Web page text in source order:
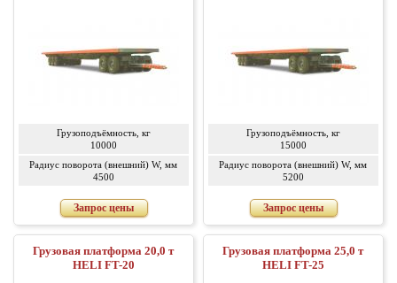
Грузоподъёмность, кг
10000
Радиус поворота (внешний) W, мм
4500
Запрос цены
Грузоподъёмность, кг
15000
Радиус поворота (внешний) W, мм
5200
Запрос цены
Грузовая платформа 20,0 т
HELI FT-20
Грузовая платформа 25,0 т
HELI FT-25